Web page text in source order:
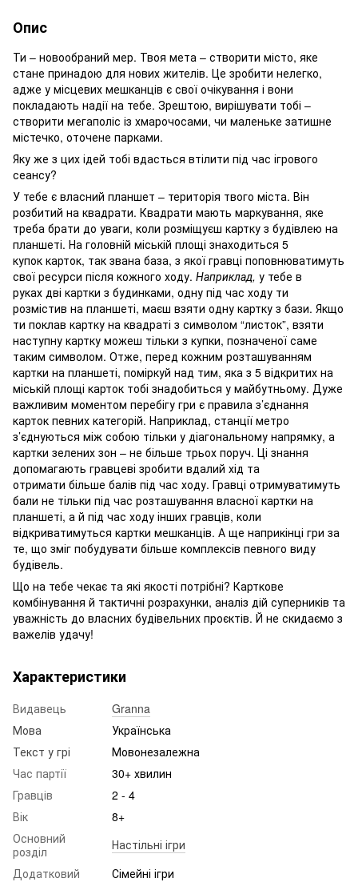
Опис
Ти – новообраний мер. Твоя мета – створити місто, яке
стане принадою для нових жителів. Це зробити нелегко,
адже у місцевих мешканців є свої очікування і вони
покладають надії на тебе. Зрештою, вирішувати тобі –
створити мегаполіс із хмарочосами, чи маленьке затишне
містечко, оточене парками.
Яку же з цих ідей тобі вдасться втілити під час ігрового
сеансу?
У тебе є власний планшет – територія твого міста. Він
розбитий на квадрати. Квадрати мають маркування, яке
треба брати до уваги, коли розміщуєш картку з будівлею на
планшеті. На головній міській площі знаходиться 5
купок карток, так звана база, з якої гравці поповнюватимуть
свої ресурси після кожного ходу. Наприклад, у тебе в
руках дві картки з будинками, одну під час ходу ти
розмістив на планшеті, маєш взяти одну картку з бази. Якщо
ти поклав картку на квадраті з символом “листок”, взяти
наступну картку можеш тільки з купки, позначеної саме
таким символом. Отже, перед кожним розташуванням
картки на планшеті, поміркуй над тим, яка з 5 відкритих на
міській площі карток тобі знадобиться у майбутньому. Дуже
важливим моментом перебігу гри є правила з’єднання
карток певних категорій. Наприклад, станції метро
з’єднуються між собою тільки у діагональному напрямку, а
картки зелених зон – не більше трьох поруч. Ці знання
допомагають гравцеві зробити вдалий хід та
отримати більше балів під час ходу. Гравці отримуватимуть
бали не тільки під час розташування власної картки на
планшеті, а й під час ходу інших гравців, коли
відкриватимуться картки мешканців. А ще наприкінці гри за
те, що зміг побудувати більше комплексів певного виду
будівель.
Що на тебе чекає та які якості потрібні? Карткове
комбінування й тактичні розрахунки, аналіз дій суперників та
уважність до власних будівельних проєктів. Й не скидаємо з
важелів удачу!
Характеристики
Видавець
Granna
Мова
Українська
Текст у грі
Мовонезалежна
Час партії
30+ хвилин
Гравців
2 - 4
Вік
8+
Основний
розділ
Настільні ігри
Додатковий
Сімейні ігри